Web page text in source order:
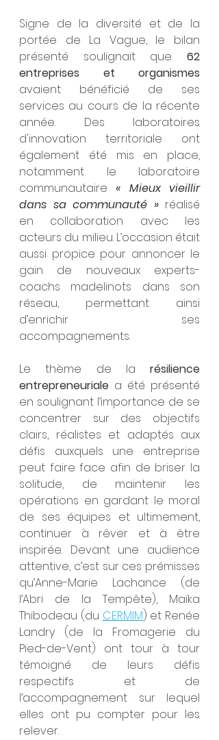
Signe de la diversité et de la
portée de La Vague, le bilan
présenté soulignait que 62
entreprises et organismes
avaient bénéficié de ses
services au cours de la récente
année. Des laboratoires
d'innovation territoriale ont
également été mis en place,
notamment le laboratoire
communautaire « Mieux vieillir
dans sa communauté » réalisé
en collaboration avec les
acteurs du milieu. L’occasion était
aussi propice pour annoncer le
gain de nouveaux experts-
coachs madelinots dans son
réseau, permettant ainsi
d’enrichir ses
accompagnements.
Le thème de la résilience
entrepreneuriale a été présenté
en soulignant l’importance de se
concentrer sur des objectifs
clairs, réalistes et adaptés aux
défis auxquels une entreprise
peut faire face afin de briser la
solitude, de maintenir les
opérations en gardant le moral
de ses équipes et ultimement,
continuer à rêver et à être
inspirée. Devant une audience
attentive, c’est sur ces prémisses
qu’Anne-Marie Lachance (de
l’Abri de la Tempête), Maïka
Thibodeau (du CERMIM) et Renée
Landry (de la Fromagerie du
Pied-de-Vent) ont tour à tour
témoigné de leurs défis
respectifs et de
l’accompagnement sur lequel
elles ont pu compter pour les
relever.